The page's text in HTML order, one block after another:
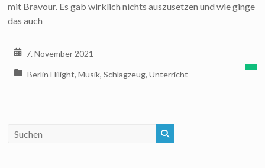
mit Bravour. Es gab wirklich nichts auszusetzen und wie ginge
das auch
7. November 2021
Berlin Hilight,Musik,Schlagzeug,Unterricht